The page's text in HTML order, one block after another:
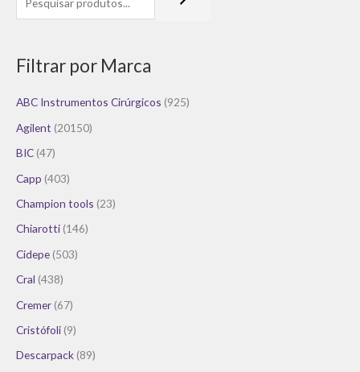
Filtrar por Marca
ABC Instrumentos Cirúrgicos (925)
Agilent (20150)
BIC (47)
Capp (403)
Champion tools (23)
Chiarotti (146)
Cidepe (503)
Cral (438)
Cremer (67)
Cristófoli (9)
Descarpack (89)